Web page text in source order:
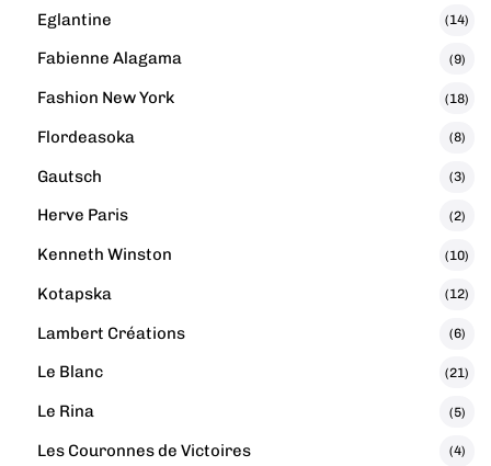
Eglantine (14)
Fabienne Alagama (9)
Fashion New York (18)
Flordeasoka (8)
Gautsch (3)
Herve Paris (2)
Kenneth Winston (10)
Kotapska (12)
Lambert Créations (6)
Le Blanc (21)
Le Rina (5)
Les Couronnes de Victoires (4)